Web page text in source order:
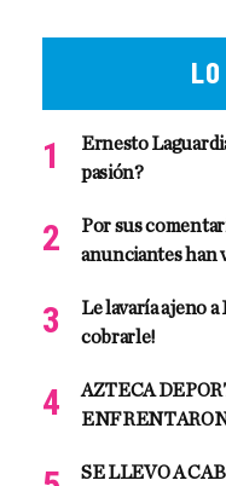
Ernesto
pasión?
Por sus
anunciantes han
Le lavaría ajeno
cobrarle!
AZTECA
SE LLEVO A